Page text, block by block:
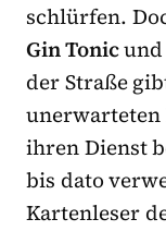
schlürfen.
Gin Tonicund
der Straße
unerwarteten
ihren Dienst
bis dato
Kartenleser